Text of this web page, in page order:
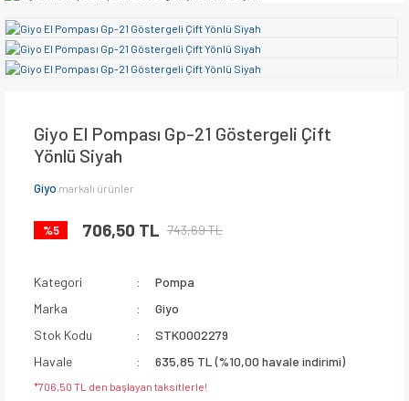
Giyo El Pompası Gp-21 Göstergeli Çift
Yönlü Siyah
Giyo markalı ürünler
%5 706,50 TL 743,69 TL
Kategori
Pompa
Marka
Giyo
Stok Kodu
STK0002279
Havale
635,85 TL (%10,00 havale indirimi)
*706,50 TL den başlayan taksitlerle!